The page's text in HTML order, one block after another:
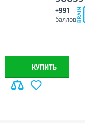
+991
баллов
КУПИТЬ